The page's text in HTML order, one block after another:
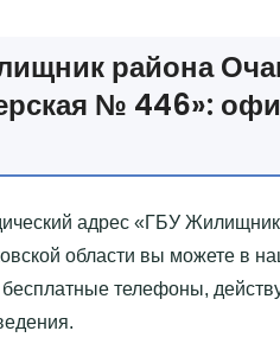
района
№ 446»‎:
адрес «‎ГБУ
области вы можете в
телефоны,